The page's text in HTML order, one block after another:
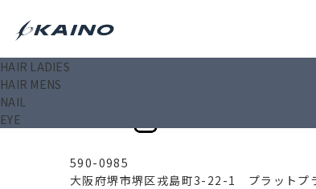
HAIR LADIES
HAIR MENS
NAIL
EYE
Hair
590-0985
大阪府堺市堺区戎島町3-22-1 プラットプ